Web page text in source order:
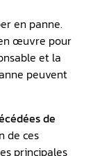
en panne.
œuvre pour
et la
peuvent
de
de ces
principales